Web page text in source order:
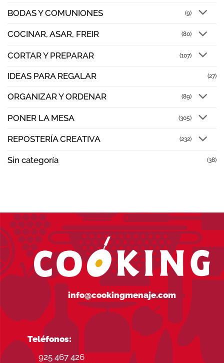
BODAS Y COMUNIONES (9)
COCINAR, ASAR, FREIR (80)
CORTAR Y PREPARAR (107)
IDEAS PARA REGALAR (27)
ORGANIZAR Y ORDENAR (89)
PONER LA MESA (305)
REPOSTERÍA CREATIVA (232)
Sin categoría (38)
info@cookingmenaje.com
Teléfonos:
925 467 426